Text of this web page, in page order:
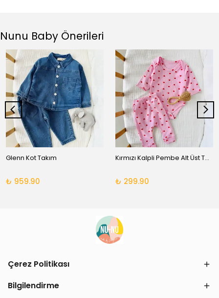
Nunu Baby Önerileri
Glenn Kot Takım
₺ 959.90
Kırmızı Kalpli Pembe Alt Üst Takım
₺ 299.90
Çerez Politikası
Bilgilendirme